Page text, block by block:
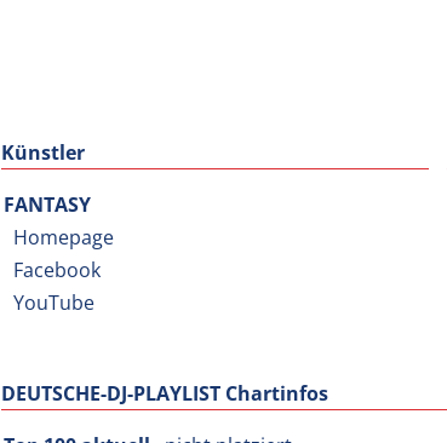
Künstler
FANTASY
Homepage
Facebook
YouTube
DEUTSCHE-DJ-PLAYLIST Chartinfos